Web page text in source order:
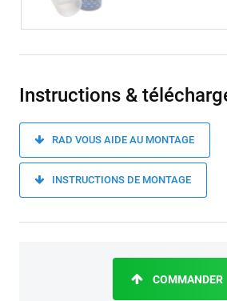
Instructions &
RAD VOUS AIDE AU MONTAGE
INSTRUCTIONS DE MONTAGE
COMMANDER